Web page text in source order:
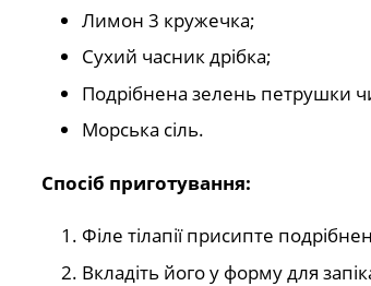
Лимон 3 кружечка;
Сухий часник дрібка;
Подрібнена зелень петрушки
Морська сіль.
Спосіб приготування:
Філе тілапії присипте
Вкладіть його у форму для